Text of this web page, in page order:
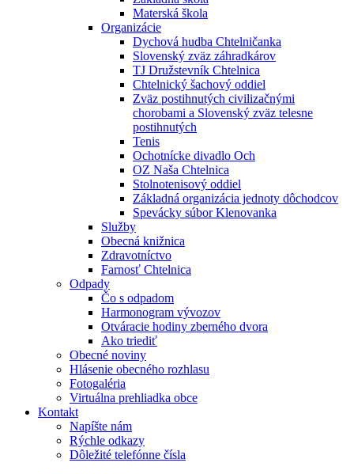
Materská škola
Organizácie
Dychová hudba Chtelničanka
Slovenský zväz záhradkárov
TJ Družstevník Chtelnica
Chtelnický šachový oddiel
Zväz postihnutých civilizačnými
chorobami a Slovenský zväz telesne
postihnutých
Tenis
Ochotnícke divadlo Och
OZ Naša Chtelnica
Stolnotenisový oddiel
Základná organizácia jednoty dôchodcov
Spevácky súbor Klenovanka
Služby
Obecná knižnica
Zdravotníctvo
Farnosť Chtelnica
Odpady
Čo s odpadom
Harmonogram vývozov
Otváracie hodiny zberného dvora
Ako triediť
Obecné noviny
Hlásenie obecného rozhlasu
Fotogaléria
Virtuálna prehliadka obce
Kontakt
Napíšte nám
Rýchle odkazy
Dôležité telefónne čísla